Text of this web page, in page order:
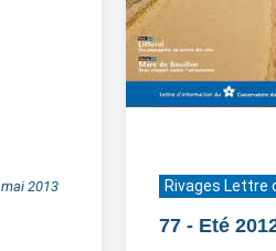
mai 2013 Rivages Lettre
77 - Eté